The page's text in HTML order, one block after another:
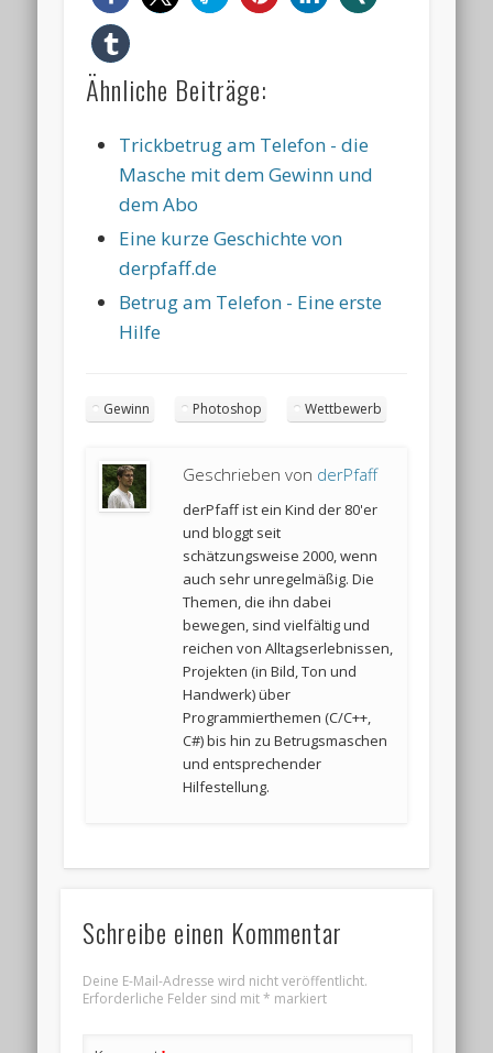
Ähnliche Beiträge:
Trickbetrug am Telefon - die
Masche mit dem Gewinn und
dem Abo
Eine kurze Geschichte von
derpfaff.de
Betrug am Telefon - Eine erste
Hilfe
Gewinn Photoshop Wettbewerb
Geschrieben von derPfaff
derPfaff ist ein Kind der 80'er
und bloggt seit
schätzungsweise 2000, wenn
auch sehr unregelmäßig. Die
Themen, die ihn dabei
bewegen, sind vielfältig und
reichen von Alltagserlebnissen,
Projekten (in Bild, Ton und
Handwerk) über
Programmierthemen (C/C++,
C#) bis hin zu Betrugsmaschen
und entsprechender
Hilfestellung.
Schreibe einen Kommentar
Deine E-Mail-Adresse wird nicht veröffentlicht.
Erforderliche Felder sind mit* markiert